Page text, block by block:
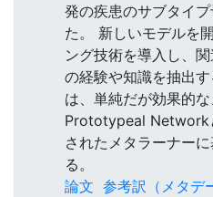
発の疾患のサブタイ
た。 新しいモデルを
ング技術を導入し、
の経験や知識を抽出
は、単純だが効果的
Prototypeal Network
されたメタラーナー
る。
論文 参考訳（メタデ